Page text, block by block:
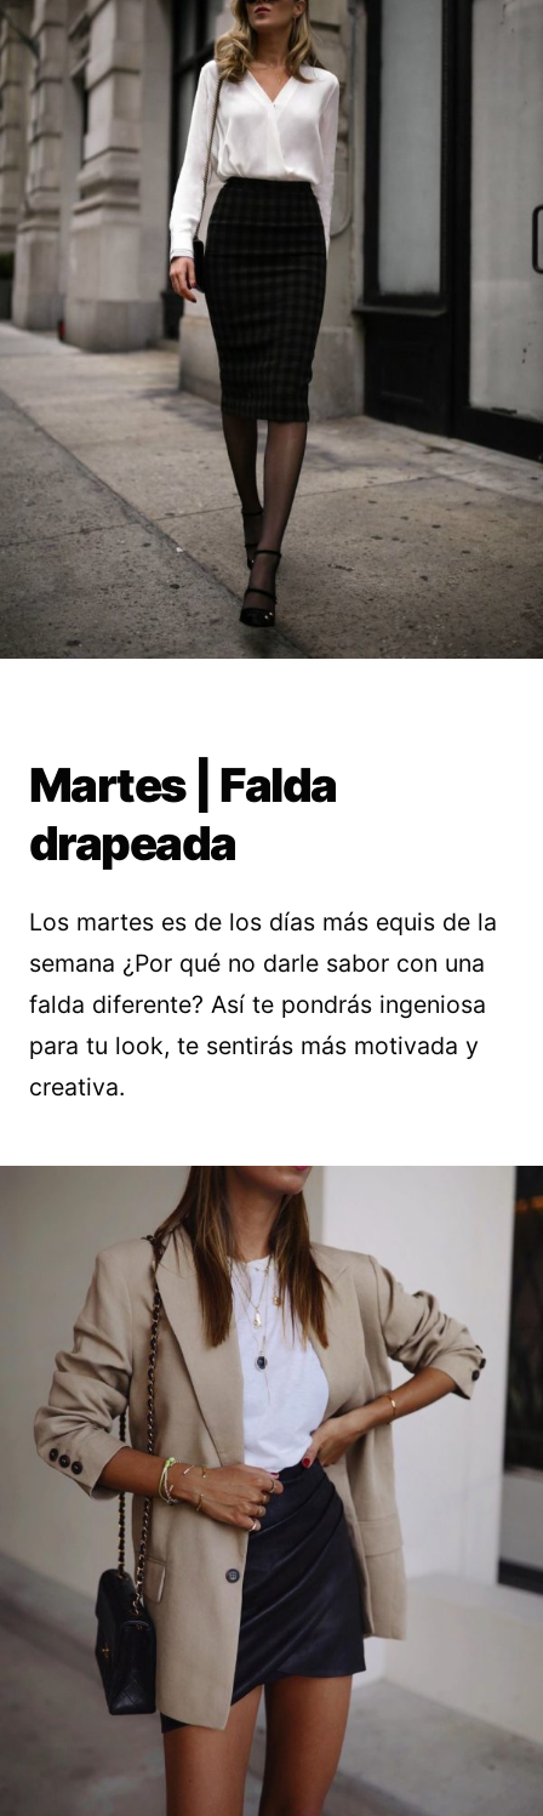
Martes | Falda
drapeada
Los martes es de los días más equis de la
semana ¿Por qué no darle sabor con una
falda diferente? Así te pondrás ingeniosa
para tu look, te sentirás más motivada y
creativa.